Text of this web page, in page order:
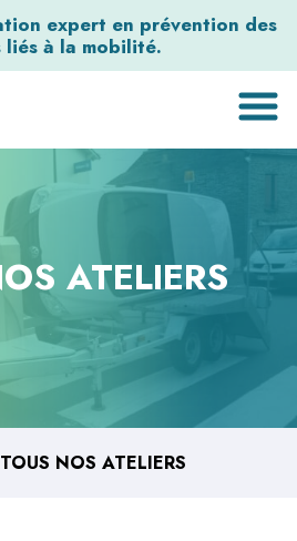
expert en prévention des
liés à la mobilité.
ATELIERS
TOUS NOS ATELIERS